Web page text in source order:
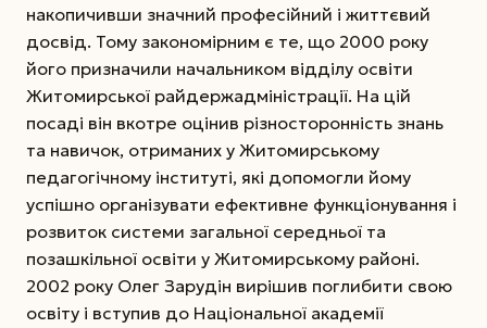
накопичивши значний професійний і життєвий
досвід. Тому закономірним є те, що 2000 року
його призначили начальником відділу освіти
Житомирської райдержадміністрації. На цій
посаді він вкотре оцінив різносторонність знань
та навичок, отриманих у Житомирському
педагогічному інституті, які допомогли йому
успішно організувати ефективне функціонування і
розвиток системи загальної середньої та
позашкільної освіти у Житомирському районі.
2002 року Олег Зарудін вирішив поглибити свою
освіту і вступив до Національної академії